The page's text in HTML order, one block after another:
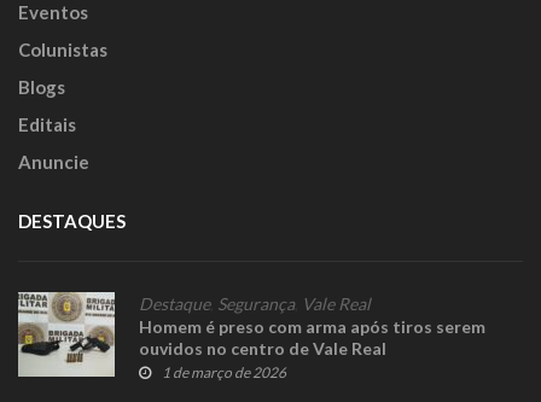
Eventos
Colunistas
Blogs
Editais
Anuncie
DESTAQUES
Destaque, Segurança, Vale Real
Homem é preso com arma após tiros serem
ouvidos no centro de Vale Real
1 de março de 2026